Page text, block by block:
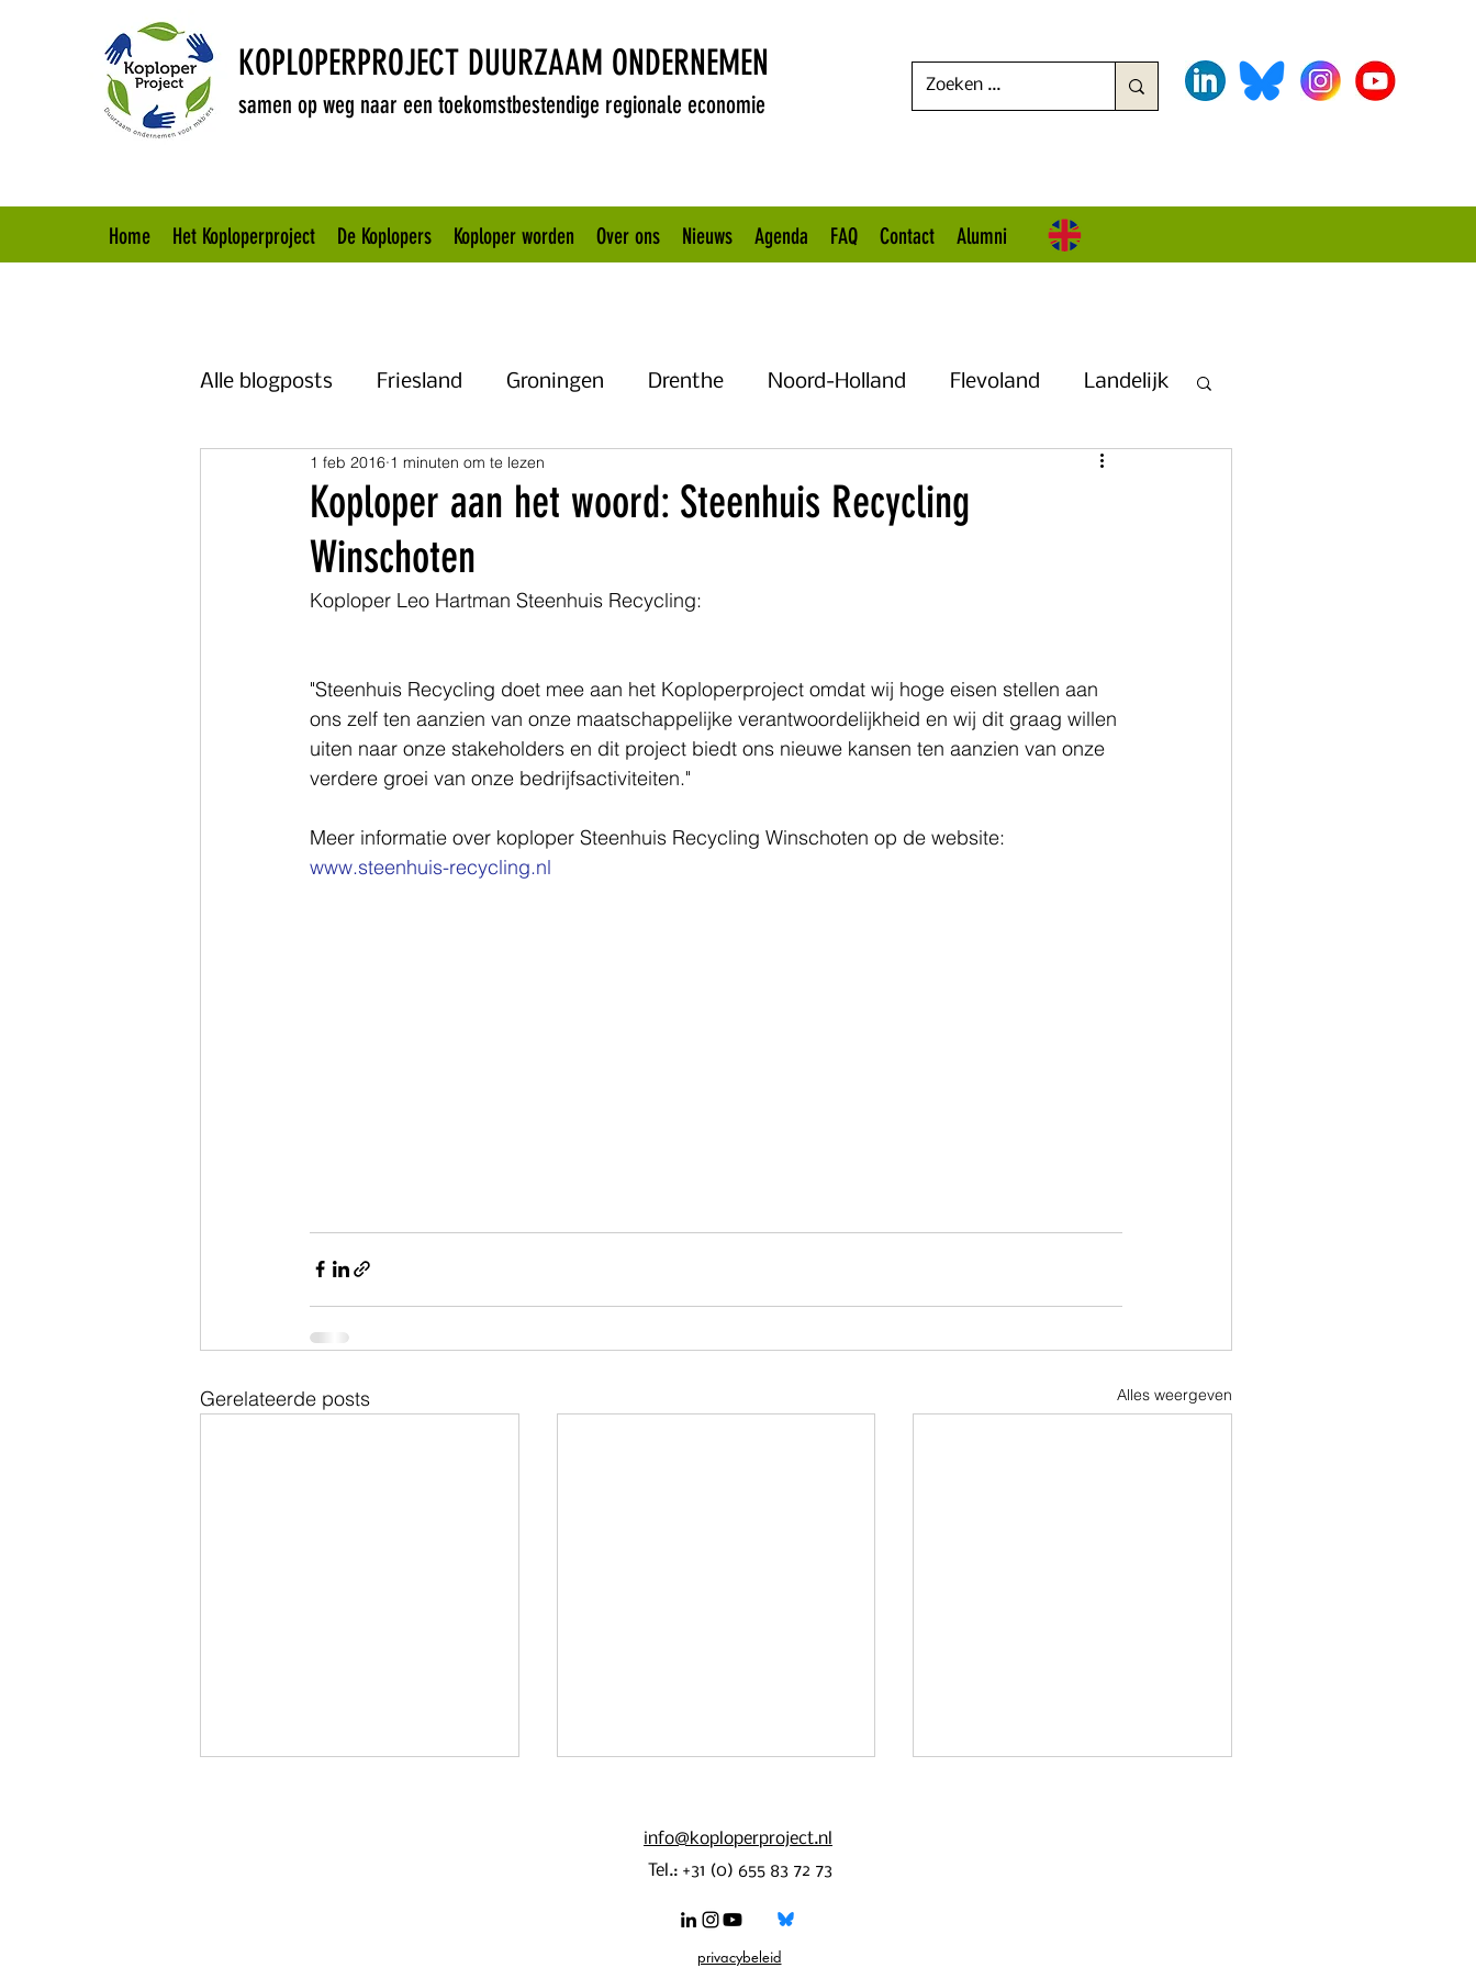
KOPLOPERPROJECT DUURZAAM ONDERNEMEN
samen op weg naar een toekomstbestendige regionale economie
Home Het Koploperproject De Koplopers Koploper worden Over ons Nieuws Agenda FAQ Contact Alumni
Alle blogposts Friesland Groningen Drenthe Noord-Holland Flevoland Landelijk
Brabant Overijssel Uitgelicht Flevoland + Overijssel
Zuid-Holland
Koploper aan het woord: Steenhuis Recycling
Winschoten
1 feb 2016 1 minuten om te lezen
Koploper Leo Hartman Steenhuis Recycling:
"Steenhuis Recycling doet mee aan het Koploperproject omdat wij hoge eisen stellen aan
ons zelf ten aanzien van onze maatschappelijke verantwoordelijkheid en wij dit graag willen
uiten naar onze stakeholders en dit project biedt ons nieuwe kansen ten aanzien van onze
verdere groei van onze bedrijfsactiviteiten."
Meer informatie over koploper Steenhuis Recycling Winschoten op de website:
www.steenhuis-recycling.nl
Gerelateerde posts Alles weergeven
info@koploperproject.nl
Tel.: +31 (0) 655 83 72 73
privacybeleid